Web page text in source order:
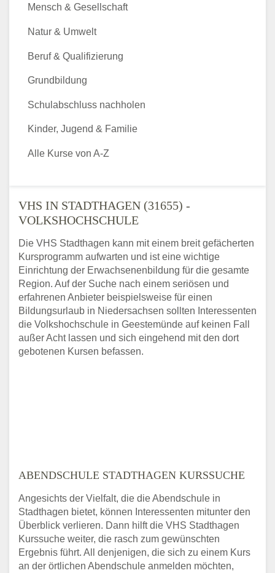
VHS IN STADTHAGEN (31655) -
VOLKSHOCHSCHULE
Die VHS Stadthagen kann mit einem breit gefächerten
Kursprogramm aufwarten und ist eine wichtige
Einrichtung der Erwachsenenbildung für die gesamte
Region. Auf der Suche nach einem seriösen und
erfahrenen Anbieter beispielsweise für einen
Bildungsurlaub in Niedersachsen sollten Interessenten
die Volkshochschule in Geestemünde auf keinen Fall
außer Acht lassen und sich eingehend mit den dort
gebotenen Kursen befassen.
ABENDSCHULE STADTHAGEN KURSSUCHE
Angesichts der Vielfalt, die die Abendschule in
Stadthagen bietet, können Interessenten mitunter den
Überblick verlieren. Dann hilft die VHS Stadthagen
Kurssuche weiter, die rasch zum gewünschten
Ergebnis führt. All denjenigen, die sich zu einem Kurs
an der örtlichen Abendschule anmelden möchten,
Mensch & Gesellschaft
Natur & Umwelt
Beruf & Qualifizierung
Grundbildung
Schulabschluss nachholen
Kinder, Jugend & Familie
Alle Kurse von A-Z